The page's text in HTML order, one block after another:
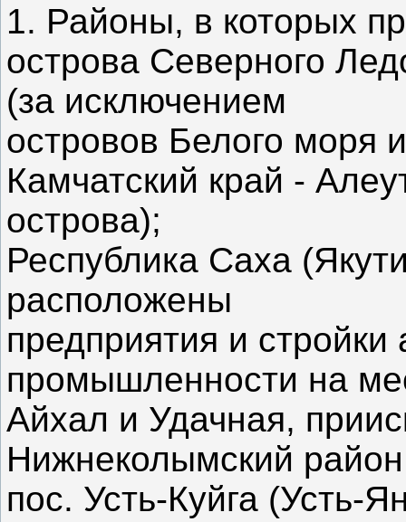
1. Районы, в которых
острова Северного
(за исключением
островов Белого моря
Камчатский край -
острова);
Республика Саха
расположены
предприятия и
промышленности на
Айхал и Удачная,
Нижнеколымский
пос. Усть-Куйга (Усть-